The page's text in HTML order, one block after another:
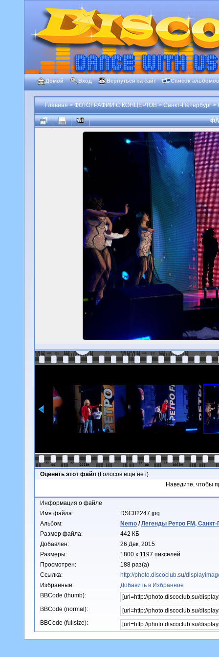
Домой Вход Вернуться на сайт Список альбомов
Главная>ФОТОГРАФИИ С КОНЦЕРТОВ>Санкт-Петербург>
Оценить этот файл (Голосов ещё нет)
Наведите, чтобы
Информация о файле
Имя файла:
DSC02247.jpg
Альбом:
Nemo /Легенды Ретро FM,
Размер файла:
442 КБ
Добавлен:
26 Дек, 2015
Размеры:
1800 x 1197 пикселей
Просмотрен:
188 раз(а)
Ссылка:
http://photo.discoclub.su/
Избранные:
Добавить в Избранное
BBCode (thumb):
BBCode (normal):
BBCode (fullsize):